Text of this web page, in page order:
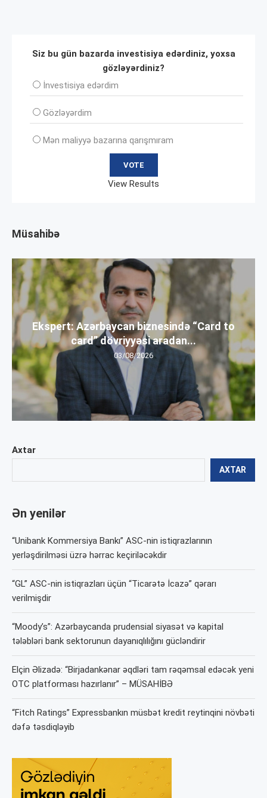
Axtar
AXTAR
Ən yenilər
“Unibank Kommersiya Bankı” ASC-nin istiqrazlarının
yerləşdirilməsi üzrə hərrac keçiriləcəkdir
“GL” ASC-nin istiqrazları üçün “Ticarətə İcazə” qərarı
verilmişdir
“Moody’s”: Azərbaycanda prudensial siyasət və kapital
tələbləri bank sektorunun dayanıqlılığını gücləndirir
Elçin Əlizadə: “Birjadankənar əqdləri tam rəqəmsal edəcək yeni
OTC platforması hazırlanır” – MÜSAHİBƏ
“Fitch Ratings” Expressbankın müsbət kredit reytinqini növbəti
dəfə təsdiqləyib
Siz bu gün bazarda investisiya edərdiniz, yoxsa
gözləyərdiniz?
İnvеstisiya edərdim
Gözləyərdim
Mən maliyyə bazarına qarışmıram
View Results
Müsahibə
Ekspert: Azərbaycan biznesində “Card to
card” dövriyyəsi aradan...
03/08/2026